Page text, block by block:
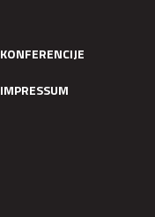
KONFERENCIJE
IMPRESSUM